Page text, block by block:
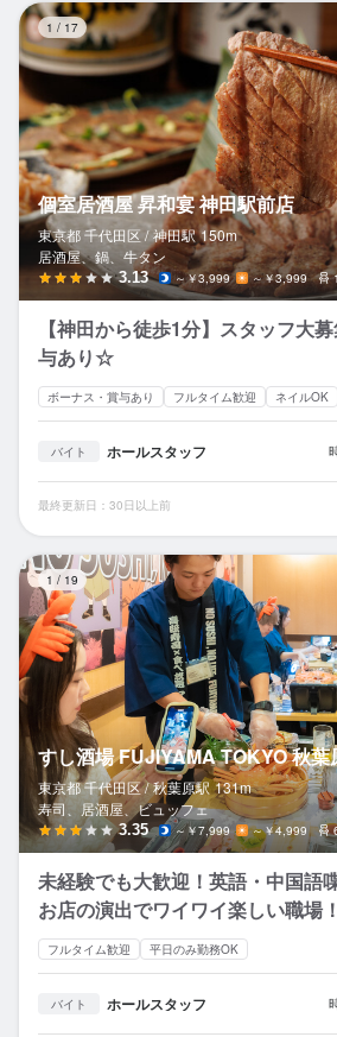
1 / 17
個室居酒屋 昇和宴 神田駅前店
東京都 千代田区 / 神田駅 150m
居酒屋、鍋、牛タン
3.13 ～￥3,999 ～￥3,999
【神田から徒歩1分】スタッフ大
与あり☆
ボーナス・賞与あり フルタイム歓迎 ネイルOK
バイト ホールスタッフ
最終更新日：30日以上前
1 / 19
すし酒場 FUJIYAMA TOKYO 秋葉
東京都 千代田区 / 秋葉原駅 131m
寿司、居酒屋、ビュッフェ
3.35 ～￥7,999 ～￥4,999
未経験でも大歓迎！英語・中国語
お店の演出でワイワイ楽しい職場
フルタイム歓迎 平日のみ勤務OK
バイト ホールスタッフ